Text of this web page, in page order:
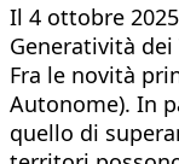
Il 4 ottobre
Generatività
Fra le novità
Autonome). In
quello di